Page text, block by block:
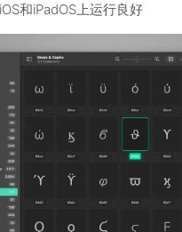
和iPadOS上运行良好